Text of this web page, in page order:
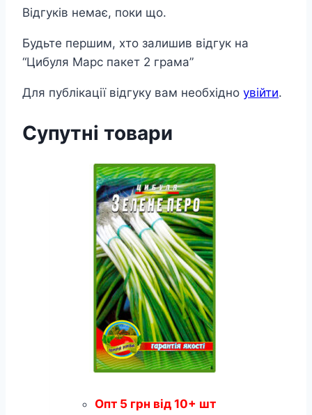
Відгуків немає, поки що.
Будьте першим, хто залишив відгук на
“Цибуля Марс пакет 2 грама”
Для публікації відгуку вам необхідно увійти.
Супутні товари
Опт 5 грн від 10+ шт